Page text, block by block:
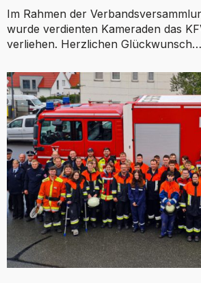
Im Rahmen der
wurde verdienten Kameraden das
verliehen. Herzlichen Glückwunsch…